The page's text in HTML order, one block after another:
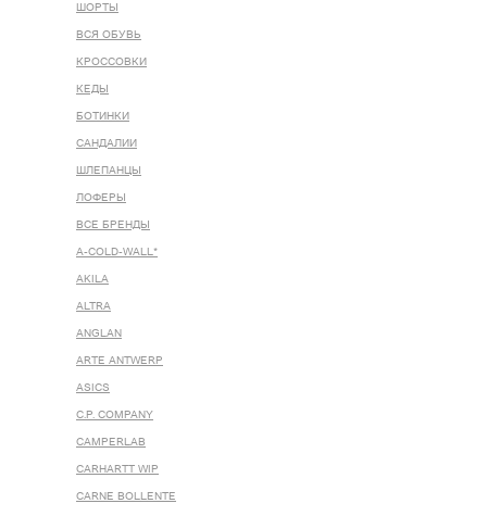
ШОРТЫ
ВСЯ ОБУВЬ
КРОССОВКИ
КЕДЫ
БОТИНКИ
САНДАЛИИ
ШЛЕПАНЦЫ
ЛОФЕРЫ
ВСЕ БРЕНДЫ
A-COLD-WALL*
AKILA
ALTRA
ANGLAN
ARTE ANTWERP
ASICS
C.P. COMPANY
CAMPERLAB
CARHARTT WIP
CARNE BOLLENTE